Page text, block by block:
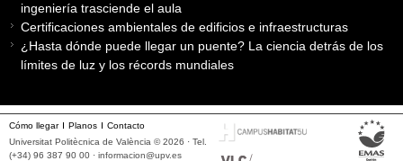
ingeniería trasciende el aula
Certificaciones ambientales de edificios e infraestructuras
¿Hasta dónde puede llegar un puente? La ciencia detrás de los
límites de luz y los récords mundiales
Cómo llegar Planos
Contacto
Universitat Politècnica de València © 2026 · Tel.
(+34) 96 387 90 00 · informacion@upv.es